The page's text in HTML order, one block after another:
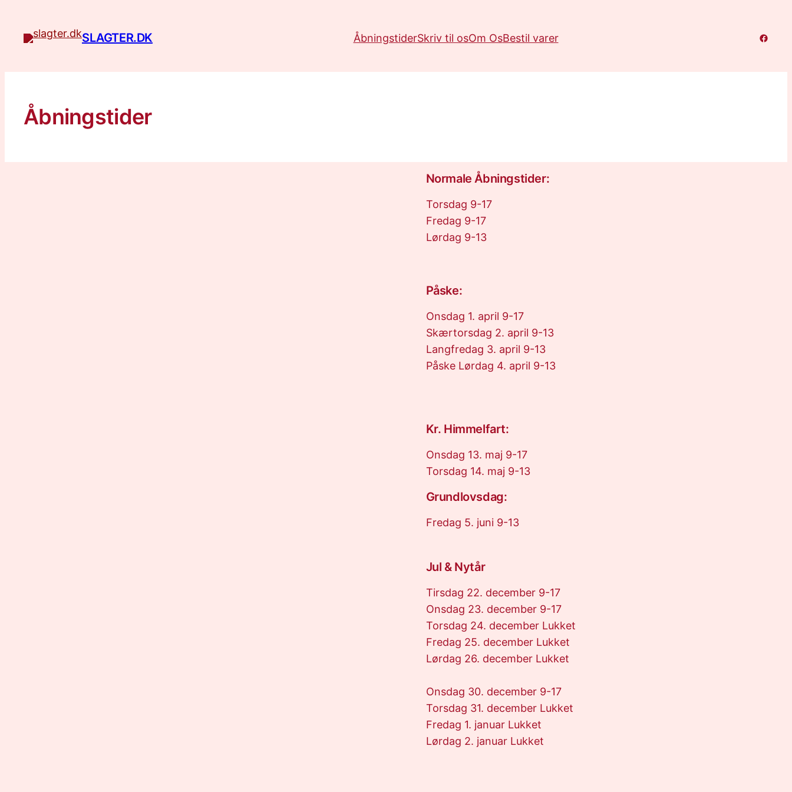
indhold
SLAGTER.DK ÅbningstiderSkriv til osOm OsBestil varer
Åbningstider
Normale Åbningstider:
Torsdag 9-17
Fredag 9-17
Lørdag 9-13
Påske:
Onsdag 1. april 9-17
Skærtorsdag 2. april 9-13
Langfredag 3. april 9-13
Påske Lørdag 4. april 9-13
Kr. Himmelfart:
Onsdag 13. maj 9-17
Torsdag 14. maj 9-13
Grundlovsdag:
Fredag 5. juni 9-13
Jul & Nytår
Tirsdag 22. december 9-17
Onsdag 23. december 9-17
Torsdag 24. december Lukket
Fredag 25. december Lukket
Lørdag 26. december Lukket
Onsdag 30. december 9-17
Torsdag 31. december Lukket
Fredag 1. januar Lukket
Lørdag 2. januar Lukket